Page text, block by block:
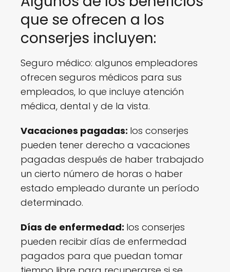
que se ofrecen a los
conserjes incluyen:
Seguro médico: algunos empleadores
ofrecen seguros médicos para sus
empleados, lo que incluye atención
médica, dental y de la vista.
Vacaciones pagadas: los conserjes
pueden tener derecho a vacaciones
pagadas después de haber trabajado
un cierto número de horas o haber
estado empleado durante un período
determinado.
Días de enfermedad: los conserjes
pueden recibir días de enfermedad
pagados para que puedan tomar